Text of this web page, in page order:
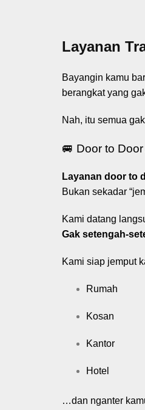
Layanan
Bayangin kamu
berangkat yang
Nah, itu semua
🚐 Door to
Layanan door to
Bukan sekadar
Kami datang
Gak setengah-
Kami siap jemput
Rumah
Kosan
Kantor
Hotel
…dan nganter